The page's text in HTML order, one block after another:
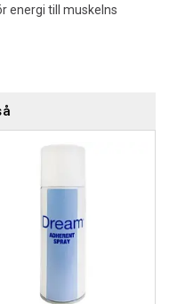
energi till muskelns